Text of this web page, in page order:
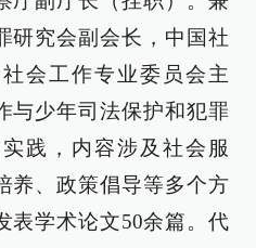
研究会副会长，中国社
会工作专业委员会主
与少年司法保护和犯罪
践，内容涉及社会服
养、政策倡导等多个方
表学术论文50余篇。代